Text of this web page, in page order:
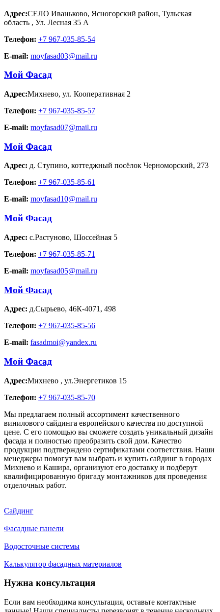
Адрес:СЕЛО Иваньково, Ясногорский район, Тульская
область , Ул. Лесная 35 А
Телефон: +7 967-035-85-54
E-mail: moyfasad03@mail.ru
Мой Фасад
Адрес:Михнево, ул. Кооперативная 2
Телефон: +7 967-035-85-57
E-mail: moyfasad07@mail.ru
Мой Фасад
Адрес: д. Ступино, коттеджный посёлок Черноморский, 273
Телефон: +7 967-035-85-61
E-mail: moyfasad10@mail.ru
Мой Фасад
Адрес: с.Растуново, Шоссейная 5
Телефон: +7 967-035-85-71
E-mail: moyfasad05@mail.ru
Мой Фасад
Адрес: д.Сырьево, 46К-4071, 498
Телефон: +7 967-035-85-56
E-mail: fasadmoi@yandex.ru
Мой Фасад
Адрес:Михнево , ул.Энергетиков 15
Телефон: +7 967-035-85-70
Мы предлагаем полный ассортимент качественного
винилового сайдинга европейского качества по доступной
цене. С его помощью вы сможете создать уникальный дизайн
фасада и полностью преобразить свой дом. Качество
продукции подтверждено сертификатами соответствия. Наши
менеджеры помогут вам выбрать и купить сайдинг в городах
Михнево и Кашира, организуют его доставку и подберут
квалифицированную бригаду монтажников для проведения
отделочных работ.
Сайдинг
Фасадные панели
Водосточные системы
Калькулятор фасадных материалов
Нужна консультация
Если вам необходима консультация, оставьте контактные